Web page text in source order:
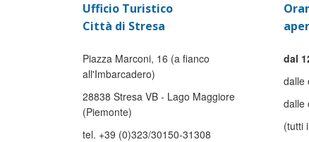
Ufficio Turistico
Città di Stresa
Piazza Marconi, 16 (a fianco
all'Imbarcadero)
28838 Stresa VB - Lago Maggiore
(Piemonte)
tel. +39 (0)323/30150-31308
dal
dalle
dalle
(tutti